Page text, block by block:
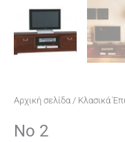
Αρχική σελίδα / Κλασικά
No 2